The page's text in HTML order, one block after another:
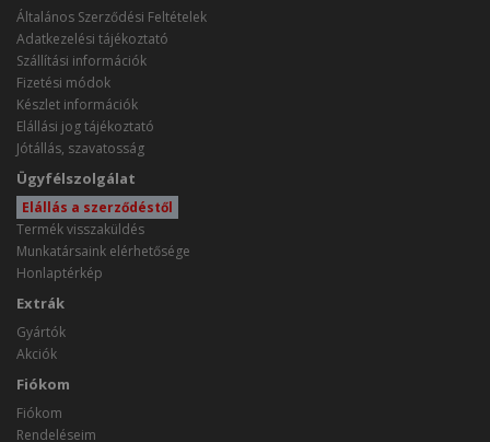
Általános Szerződési Feltételek
Adatkezelési tájékoztató
Szállítási információk
Fizetési módok
Készlet információk
Elállási jog tájékoztató
Jótállás, szavatosság
Ügyfélszolgálat
Elállás a szerződéstől
Termék visszaküldés
Munkatársaink elérhetősége
Honlaptérkép
Extrák
Gyártók
Akciók
Fiókom
Fiókom
Rendeléseim